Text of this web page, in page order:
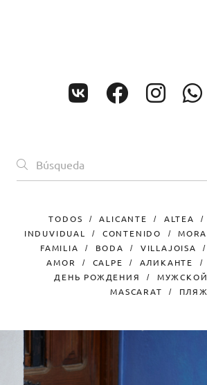
TODOS ALICANTE ALTEA
INDUVIDUAL
CONTENIDO
FAMILIA
BODA VILLAJOISA
AMOR
CALPE АЛИКАНТЕ
ДЕНЬ РОЖДЕНИЯ
МУЖСКОЙ
MASCARAT
ПЛЯЖ